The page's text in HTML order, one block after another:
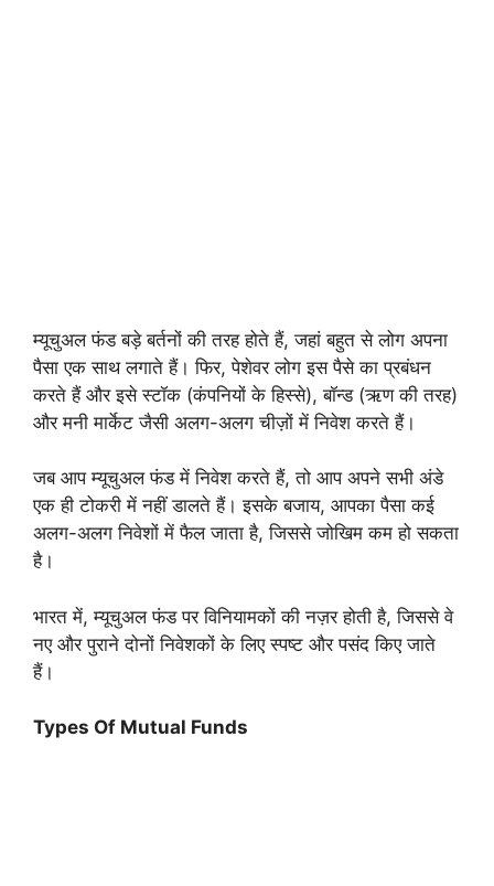
म्यूचुअल फंड बड़े बर्तनों की तरह होते हैं, जहां बहुत से लोग अपना
पैसा एक साथ लगाते हैं। फिर, पेशेवर लोग इस पैसे का प्रबंधन
करते हैं और इसे स्टॉक (कंपनियों के हिस्से), बॉन्ड (ऋण की तरह)
और मनी मार्केट जैसी अलग-अलग चीज़ों में निवेश करते हैं।
जब आप म्यूचुअल फंड में निवेश करते हैं, तो आप अपने सभी अंडे
एक ही टोकरी में नहीं डालते हैं। इसके बजाय, आपका पैसा कई
अलग-अलग निवेशों में फैल जाता है, जिससे जोखिम कम हो सकता
है।
भारत में, म्यूचुअल फंड पर विनियामकों की नज़र होती है, जिससे वे
नए और पुराने दोनों निवेशकों के लिए स्पष्ट और पसंद किए जाते
हैं।
Types Of Mutual Funds